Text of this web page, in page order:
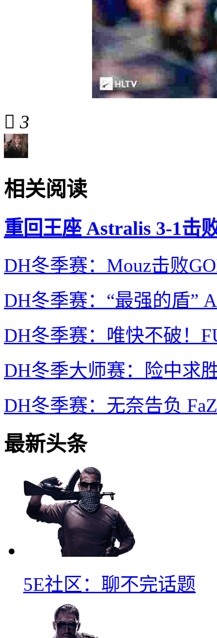
 3
相关阅读
重回王座 Astralis 3-1击
DH冬季赛：Mouz击败
DH冬季赛：“最强的盾”
DH冬季赛：唯快不破！
DH冬季大师赛：险中求
DH冬季赛：无奈告负
最新头条
5E社区：聊不完话题